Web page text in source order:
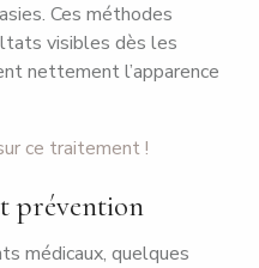
Ces méthodes
visibles dès les
nettement l’apparence
ce traitement !
prévention
médicaux, quelques